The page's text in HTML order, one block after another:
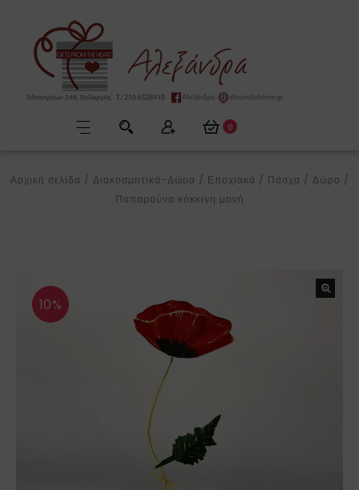
0
Αρχική σελίδα / Διακοσμητικά-Δώρα / Εποχιακά / Πάσχα / Δώρο /
Παπαρούνα κόκκινη μονή
10%